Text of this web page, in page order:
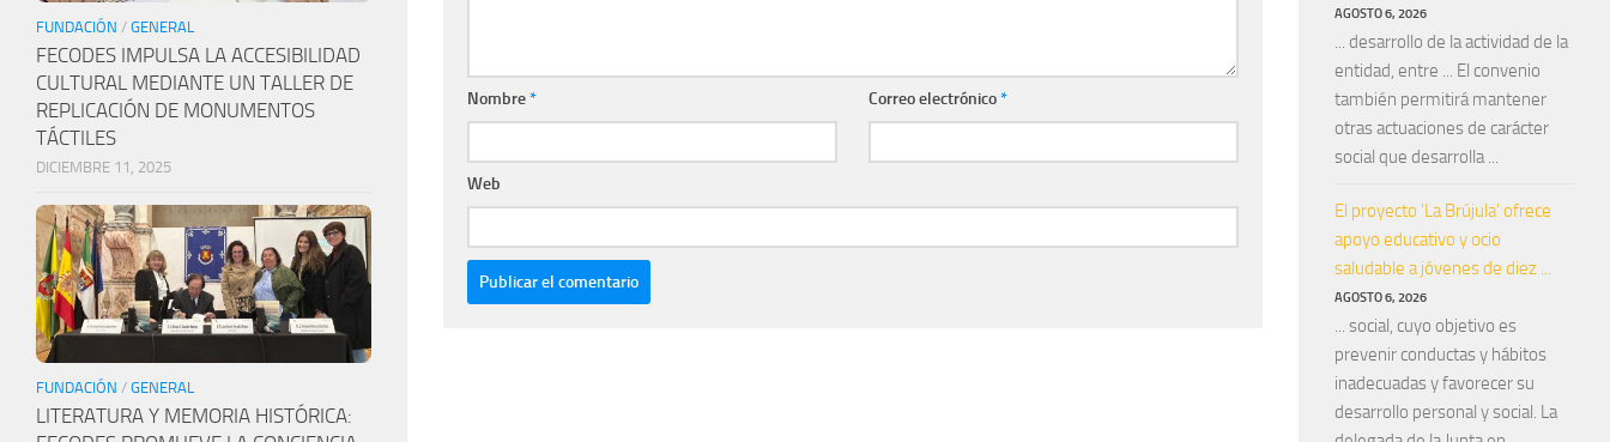
Nombre* Correo electrónico*
Web
FUNDACIÓN / GENERAL
FECODES IMPULSA LA ACCESIBILIDAD
CULTURAL MEDIANTE UN TALLER DE
REPLICACIÓN DE MONUMENTOS
TÁCTILES
DICIEMBRE 11, 2025
FUNDACIÓN / GENERAL
LITERATURA Y MEMORIA HISTÓRICA:
AGOSTO 6, 2026
... desarrollo de la actividad de la
entidad, entre ... El convenio
también permitirá mantener
otras actuaciones de carácter
social que desarrolla ...
El proyecto 'La Brújula' ofrece
apoyo educativo y ocio
saludable a jóvenes de diez ...
AGOSTO 6, 2026
... social, cuyo objetivo es
prevenir conductas y hábitos
inadecuadas y favorecer su
desarrollo personal y social. La